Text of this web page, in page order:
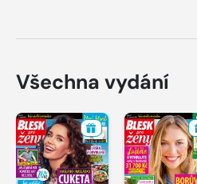
Všechna vydání